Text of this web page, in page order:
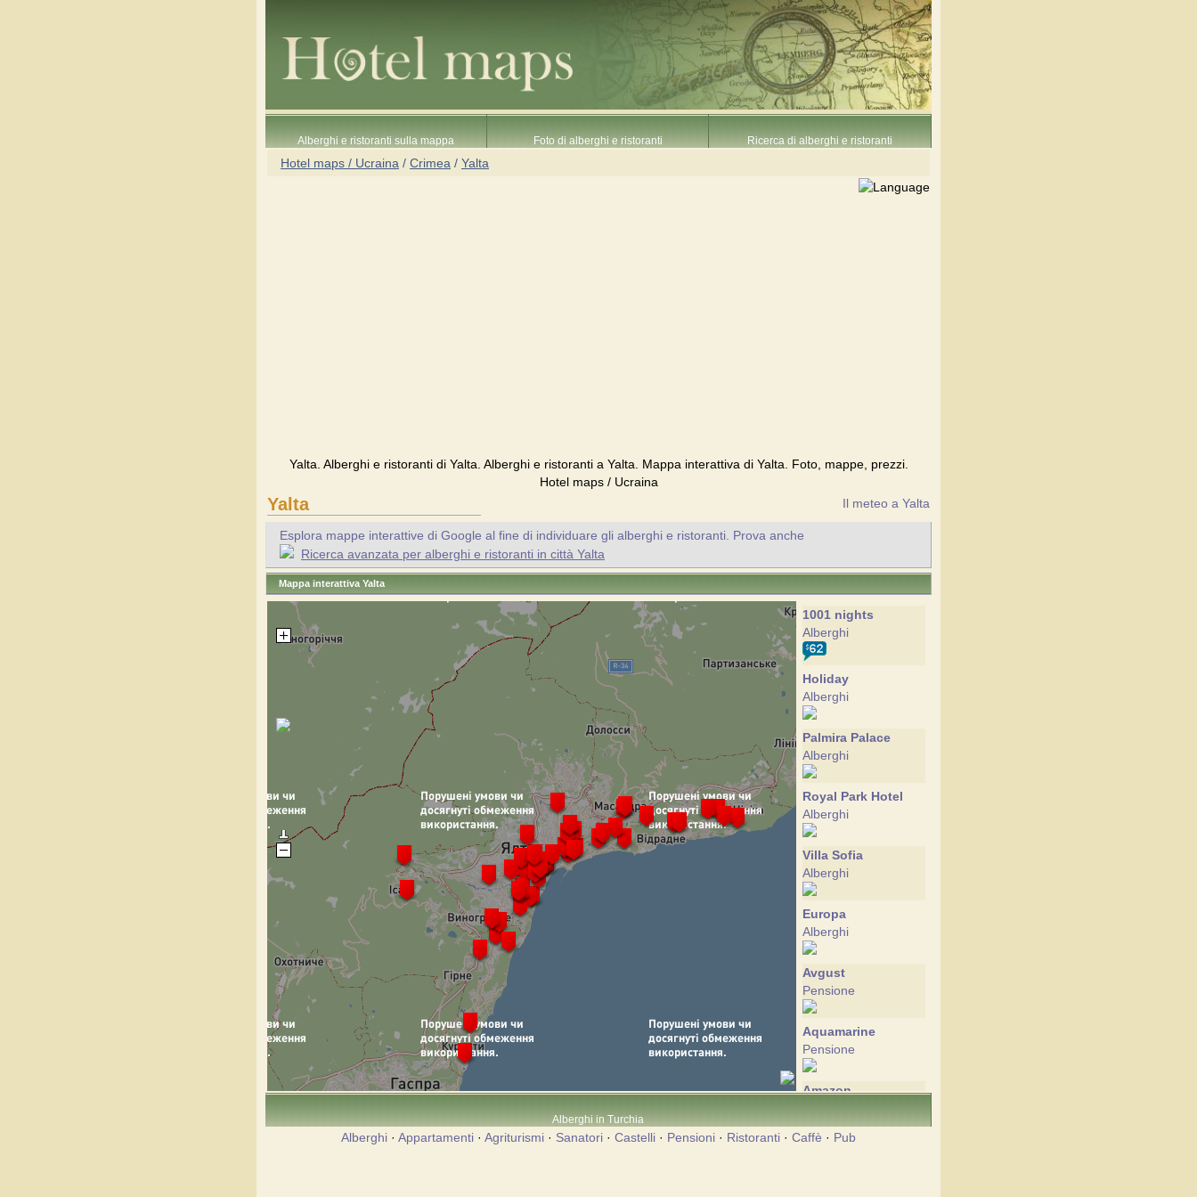
Alberghi e ristoranti sulla mappa Foto di alberghi e ristoranti Ricerca di alberghi e ristoranti
Hotel maps / Ucraina / Crimea / Yalta
Yalta. Alberghi e ristoranti di Yalta. Alberghi e ristoranti a Yalta. Mappa interattiva di Yalta. Foto, mappe, prezzi.
Hotel maps / Ucraina
Yalta Il meteo a Yalta
Esplora mappe interattive di Google al fine di individuare gli alberghi e ristoranti. Prova anche
Ricerca avanzata per alberghi e ristoranti in città Yalta
Mappa interattiva Yalta
1001 nights
Alberghi
Holiday
Alberghi
Palmira Palace
Alberghi
Royal Park Hotel
Alberghi
Villa Sofia
Alberghi
Europa
Alberghi
Avgust
Pensione
Aquamarine
Pensione
Amazon
Alberghi in Turchia
Alberghi · Appartamenti · Agriturismi · Sanatori · Castelli · Pensioni · Ristoranti · Caffè · Pub